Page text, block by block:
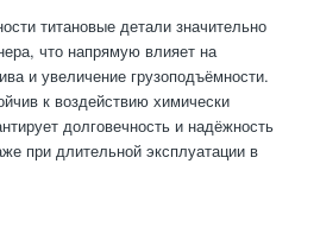
титановые детали значительно
что напрямую влияет на
и увеличение грузоподъёмности.
к воздействию химически
долговечность и надёжность
при длительной эксплуатации в